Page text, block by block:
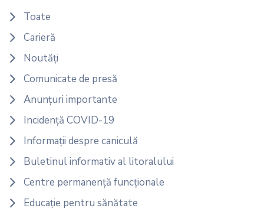
Toate
Carieră
Noutăți
Comunicate de presă
Anunțuri importante
Incidență COVID-19
Informații despre caniculă
Buletinul informativ al litoralului
Centre permanență funcționale
Educație pentru sănătate